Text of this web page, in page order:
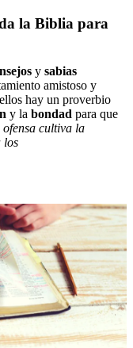
da la Biblia para
y sabias
amistoso y
hay un proverbio
y la bondad para que
cultiva la
los